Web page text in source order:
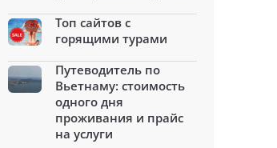
Топ сайтов с
горящими турами
Путеводитель по
Вьетнаму: стоимость
одного дня
проживания и прайс
на услуги